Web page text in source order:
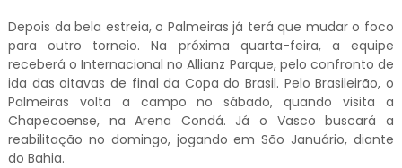
Depois da bela estreia, o Palmeiras já terá que mudar o foco
para outro torneio. Na próxima quarta-feira, a equipe
receberá o Internacional no Allianz Parque, pelo confronto de
ida das oitavas de final da Copa do Brasil. Pelo Brasileirão, o
Palmeiras volta a campo no sábado, quando visita a
Chapecoense, na Arena Condá. Já o Vasco buscará a
reabilitação no domingo, jogando em São Januário, diante
do Bahia.